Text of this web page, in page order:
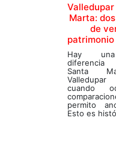
Marta:
de
Hay
Santa
cuando
permito
Esto es